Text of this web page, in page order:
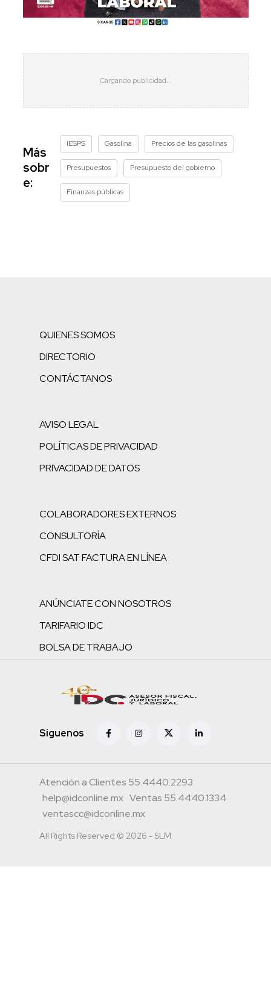
Más
sobr
e:
IESPS Gasolina Precios de las gasolinas
Presupuestos Presupuesto del gobierno
Finanzas públicas
QUIENES SOMOS
DIRECTORIO
CONTÁCTANOS
AVISO LEGAL
POLÍTICAS DE PRIVACIDAD
PRIVACIDAD DE DATOS
COLABORADORES EXTERNOS
CONSULTORÍA
CFDI SAT FACTURA EN LÍNEA
ANÚNCIATE CON NOSOTROS
TARIFARIO IDC
BOLSA DE TRABAJO
Siguenos
Atención a Clientes 55.4440.2293
help@idconline.mx Ventas 55.4440.1334
ventascc@idconline.mx
All Rights Reserved © 2026 - SLM